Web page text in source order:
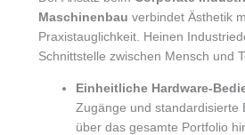
Maschinenbau verbindet Ästhetik
Praxistauglichkeit. Heinen
Schnittstelle zwischen Mensch und
Einheitliche Hardware-
Zugänge und standardisierte
über das gesamte Portfolio